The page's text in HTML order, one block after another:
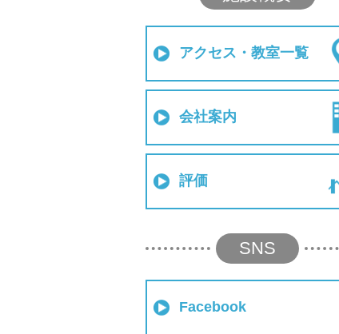
アクセス・教室一覧
会社案内
評価
SNS
Facebook